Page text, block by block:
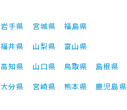
岩手県 宮城県
福島県
福井県 山梨県
富山県
高知県 山口県 鳥取県 島根県
大分県 宮崎県 熊本県 鹿児島県